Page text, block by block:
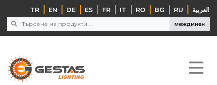
TR EN DE ES FR IT RO BG RU ‏العربية‏
междинен